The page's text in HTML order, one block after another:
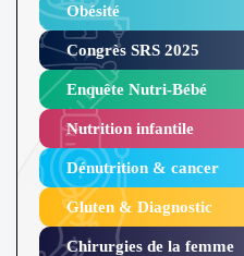
Obésité ​
Congrès SRS 2025 ​
Enquête Nutri-Bébé ​
Nutrition infantile
Dénutrition & cancer
Gluten & Diagnostic
Chirurgies de la femme